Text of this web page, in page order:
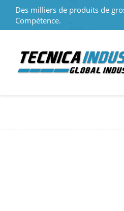
Des milliers de produits de
Compétence.